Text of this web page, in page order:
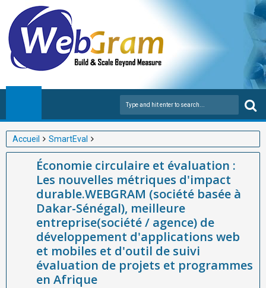
Accueil
SmartEval
Économie circulaire et évaluation : Les nouvelles métriques
d'impact durable.WEBGRAM (société basée à Dakar-Sénégal),
meilleure entreprise(société / agence) de développement
d'applications web et mobiles et d'outil de suivi évaluation de
projets et programmes en Afrique
Économie circulaire et évaluation :
Les nouvelles métriques d'impact
durable.WEBGRAM (société basée à
Dakar-Sénégal), meilleure
entreprise(société / agence) de
développement d'applications web
et mobiles et d'outil de suivi
évaluation de projets et programmes
en Afrique